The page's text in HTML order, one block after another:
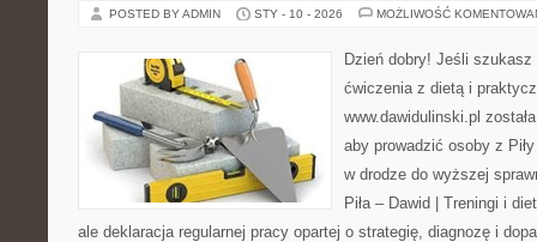
POSTED BY ADMIN STY - 10 - 2026 MOŻLIWOŚĆ
Dzień dobry! Jeśli
ćwiczenia z dietą i
www.dawidulinski.pl
aby prowadzić osoby z
w drodze do wyższej
Piła – Dawid | Treningi i
ale deklaracja regularnej pracy opartej o strategię, diagnozę i